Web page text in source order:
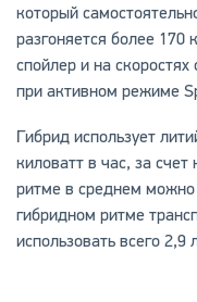
который
разгоняется более
спойлер и на
при активном режиме
Гибрид использует
киловатт в час, за счет
ритме в среднем можно
гибридном ритме
использовать всего